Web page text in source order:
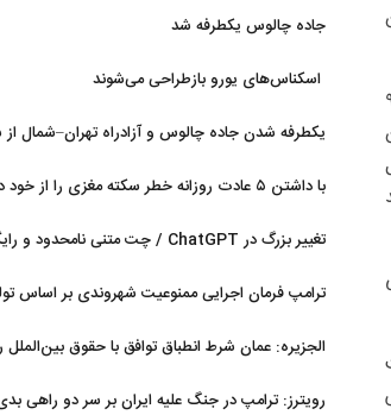
می‌رود تا سال ۲۰۵۰، جمعیت جهان به ۷/‏۹
جاده چالوس یکطرفه شد
اسکناس‌های یورو بازطراحی می‌شوند
یکطرفه شدن جاده چالوس و آزادراه تهران–شمال از
با داشتن ۵ عادت روزانه خطر سکته مغزی را از خود دور کنید
تغییر بزرگ در ChatGPT / چت متنی نامحدود و رایگان
ترامپ فرمان اجرایی ممنوعیت شهروندی بر اساس
الجزیره: عمان شرط انطباق توافق با حقوق
رویترز: ترامپ در جنگ علیه ایران بر سر دو راهی